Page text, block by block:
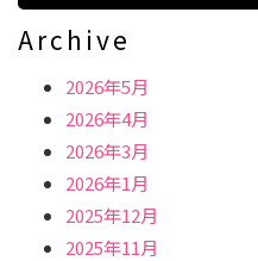
Archive
2026年5月
2026年4月
2026年3月
2026年1月
2025年12月
2025年11月